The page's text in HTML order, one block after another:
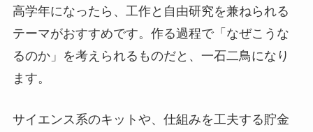
高学年になったら、工作と自由研究を兼ねられる
テーマがおすすめです。作る過程で「なぜこうな
るのか」を考えられるものだと、一石二鳥になり
ます。
サイエンス系のキットや、仕組みを工夫する貯金